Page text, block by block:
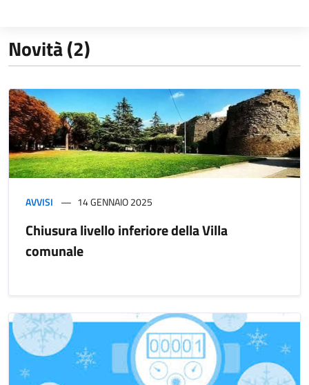
Novità (2)
AVVISI 14 GENNAIO 2025
Chiusura livello inferiore della Villa
comunale